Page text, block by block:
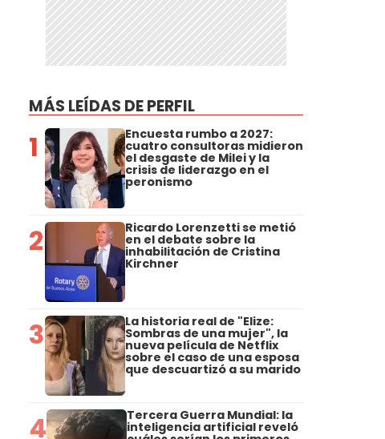
MÁS LEÍDAS DE PERFIL
1 Encuesta rumbo a 2027:
cuatro consultoras midieron
el desgaste de Milei y la
crisis de liderazgo en el
peronismo
2 Ricardo Lorenzetti se metió
en el debate sobre la
inhabilitación de Cristina
Kirchner
3 La historia real de "Elize:
Sombras de una mujer", la
nueva película de Netflix
sobre el caso de una esposa
que descuartizó a su marido
4 Tercera Guerra Mundial: la
inteligencia artificial reveló